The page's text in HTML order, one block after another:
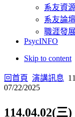
系友資
系友論壇
職涯發
PsycINFO
Skip to content
回首頁 演講訊息
07/22/2025
114.04.02(